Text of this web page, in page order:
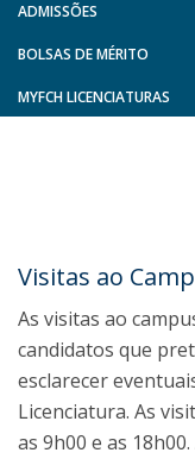
ADMISSÕES
BOLSAS DE MÉRITO
MYFCH LICENCIATURAS
Visitas ao
As visitas ao
candidatos que
esclarecer
Licenciatura. As
as 9h00 e as